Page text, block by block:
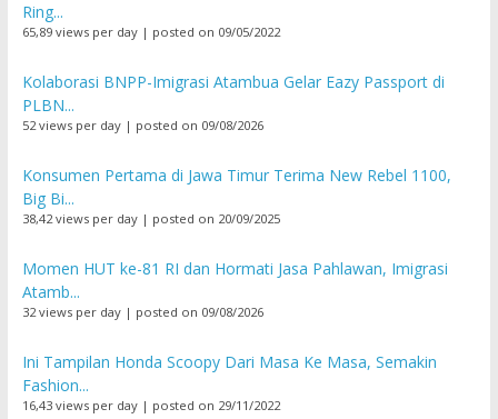
Ring...
65,89 views per day| posted on 09/05/2022
Kolaborasi BNPP-Imigrasi Atambua Gelar Eazy Passport di
PLBN...
52 views per day| posted on 09/08/2026
Konsumen Pertama di Jawa Timur Terima New Rebel 1100,
Big Bi...
38,42 views per day| posted on 20/09/2025
Momen HUT ke-81 RI dan Hormati Jasa Pahlawan, Imigrasi
Atamb...
32 views per day| posted on 09/08/2026
Ini Tampilan Honda Scoopy Dari Masa Ke Masa, Semakin
Fashion...
16,43 views per day| posted on 29/11/2022